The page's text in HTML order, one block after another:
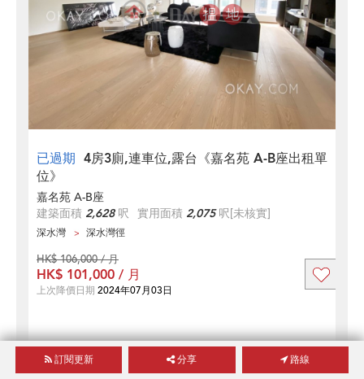
已過期 4房3廁,連車位,露台《嘉名苑 A-B座出租單
位》
嘉名苑 A-B座
建築面積 2,628呎 實用面積 2,075呎[未核實]
深水灣 深水灣徑
HK$ 106,000 / 月
HK$ 101,000 / 月
上次降價日期 2024年07月03日
訂閱更新 分享 路線